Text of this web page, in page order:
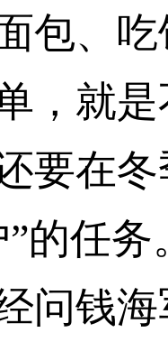
包、
，就
要在
的任务
钱海